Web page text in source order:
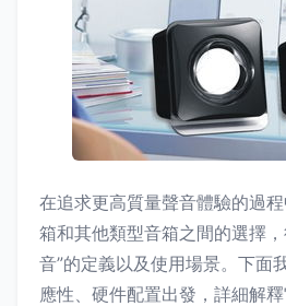
在追求更高質量聲音體驗的過
箱和其他類型音箱之間的選擇
音”的定義以及使用場景。下面
應性、硬件配置出發，詳細解